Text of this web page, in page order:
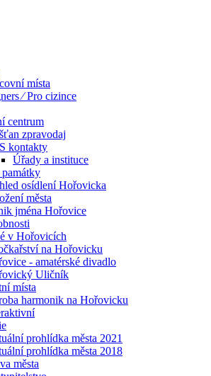
místa
⁄ Pro cizince
centrum
zpravodaj
kontakty
Úřady a instituce
osídlení Hořovicka
města
jména Hořovice
v Hořovicích
na Hořovicku
- amatérské divadlo
Uličník
místa
harmonik na Hořovicku
prohlídka města 2021
prohlídka města 2018
města